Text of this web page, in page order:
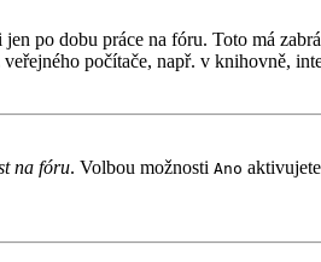
jen po dobu práce na fóru. Toto má
počítače, např. v knihovně,
na fóru. Volbou možnosti Ano